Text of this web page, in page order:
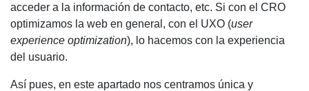
acceder a la información de contacto, etc. Si con el CRO
optimizamos la web en general, con el UXO (user
experience optimization), lo hacemos con la experiencia
del usuario.
Así pues, en este apartado nos centramos única y